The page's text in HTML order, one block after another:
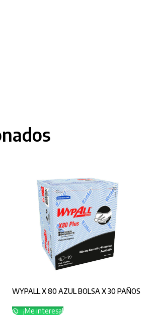
WYPALL X 80 AZUL BOLSA X 30 PAÑOS
¡Me interesa!